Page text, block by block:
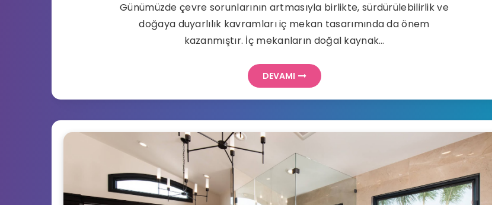
Günümüzde çevre sorunlarının artmasıyla birlikte, sürdürülebilirlik ve
doğaya duyarlılık kavramları iç mekan tasarımında da önem
kazanmıştır. İç mekanların doğal kaynak…
DEVAMI